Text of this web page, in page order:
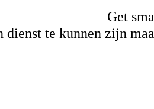
Get
dienst te kunnen zijn